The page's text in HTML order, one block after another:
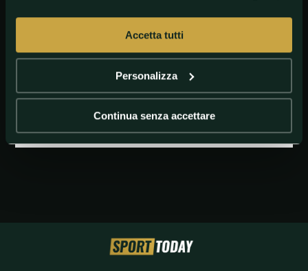
Accetta tutti
Personalizza
Continua senza accettare